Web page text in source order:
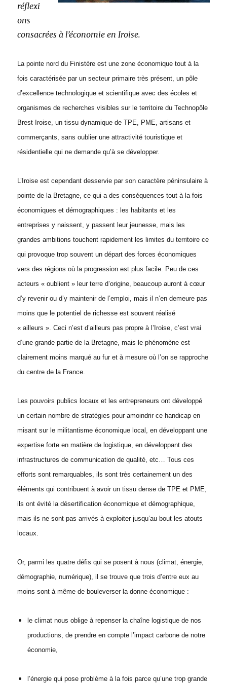
réflexi
ons
consacrées à l’économie en Iroise.
La pointe nord du Finistère est une zone économique tout à la
fois caractérisée par un secteur primaire très présent, un pôle
d’excellence technologique et scientifique avec des écoles et
organismes de recherches visibles sur le territoire du Technopôle
Brest Iroise, un tissu dynamique de TPE, PME, artisans et
commerçants, sans oublier une attractivité touristique et
résidentielle qui ne demande qu’à se développer.
L’Iroise est cependant desservie par son caractère péninsulaire à
pointe de la Bretagne, ce qui a des conséquences tout à la fois
économiques et démographiques : les habitants et les
entreprises y naissent, y passent leur jeunesse, mais les
grandes ambitions touchent rapidement les limites du territoire ce
qui provoque trop souvent un départ des forces économiques
vers des régions où la progression est plus facile. Peu de ces
acteurs « oublient » leur terre d’origine, beaucoup auront à cœur
d’y revenir ou d’y maintenir de l’emploi, mais il n’en demeure pas
moins que le potentiel de richesse est souvent réalisé
« ailleurs ». Ceci n’est d’ailleurs pas propre à l’Iroise, c’est vrai
d’une grande partie de la Bretagne, mais le phénomène est
clairement moins marqué au fur et à mesure où l’on se rapproche
du centre de la France.
Les pouvoirs publics locaux et les entrepreneurs ont développé
un certain nombre de stratégies pour amoindrir ce handicap en
misant sur le militantisme économique local, en développant une
expertise forte en matière de logistique, en développant des
infrastructures de communication de qualité, etc… Tous ces
efforts sont remarquables, ils sont très certainement un des
éléments qui contribuent à avoir un tissu dense de TPE et PME,
ils ont évité la désertification économique et démographique,
mais ils ne sont pas arrivés à exploiter jusqu’au bout les atouts
locaux.
Or, parmi les quatre défis qui se posent à nous (climat, énergie,
démographie, numérique), il se trouve que trois d’entre eux au
moins sont à même de bouleverser la donne économique :
le climat nous oblige à repenser la chaîne logistique de nos
productions, de prendre en compte l’impact carbone de notre
économie,
l’énergie qui pose problème à la fois parce qu’une trop grande